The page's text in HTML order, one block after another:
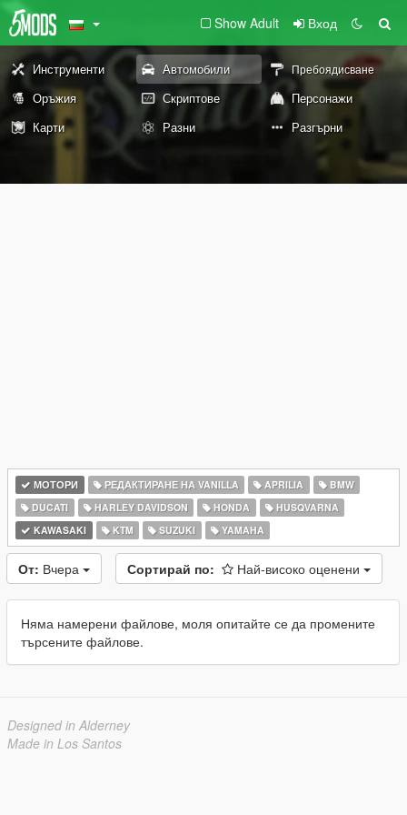
Show Adult Вход
Инструменти Автомобили Пребоядисване
Оръжия Скриптове
Персонажи
Карти
Разни Разгърни
МОТОРИ РЕДАКТИРАНЕ НА VANILLA APRILIA
BMW
DUCATI
HARLEY DAVIDSON HONDA
HUSQVARNA
KAWASAKI
KTM SUZUKI YAMAHA
От: Вчера Сортирай по: Най-високо оценени
Няма намерени файлове, моля опитайте се да промените
търсените файлове.
Designed in Alderney
Made in Los Santos